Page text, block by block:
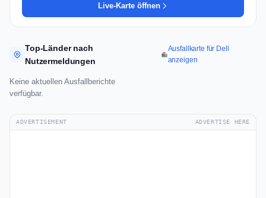
Live-Karte öffnen
Top-Länder nach
Nutzermeldungen
Ausfallkarte für Dell
anzeigen
Keine aktuellen Ausfallberichte
verfügbar.
ADVERTISEMENT ADVERTISE HERE